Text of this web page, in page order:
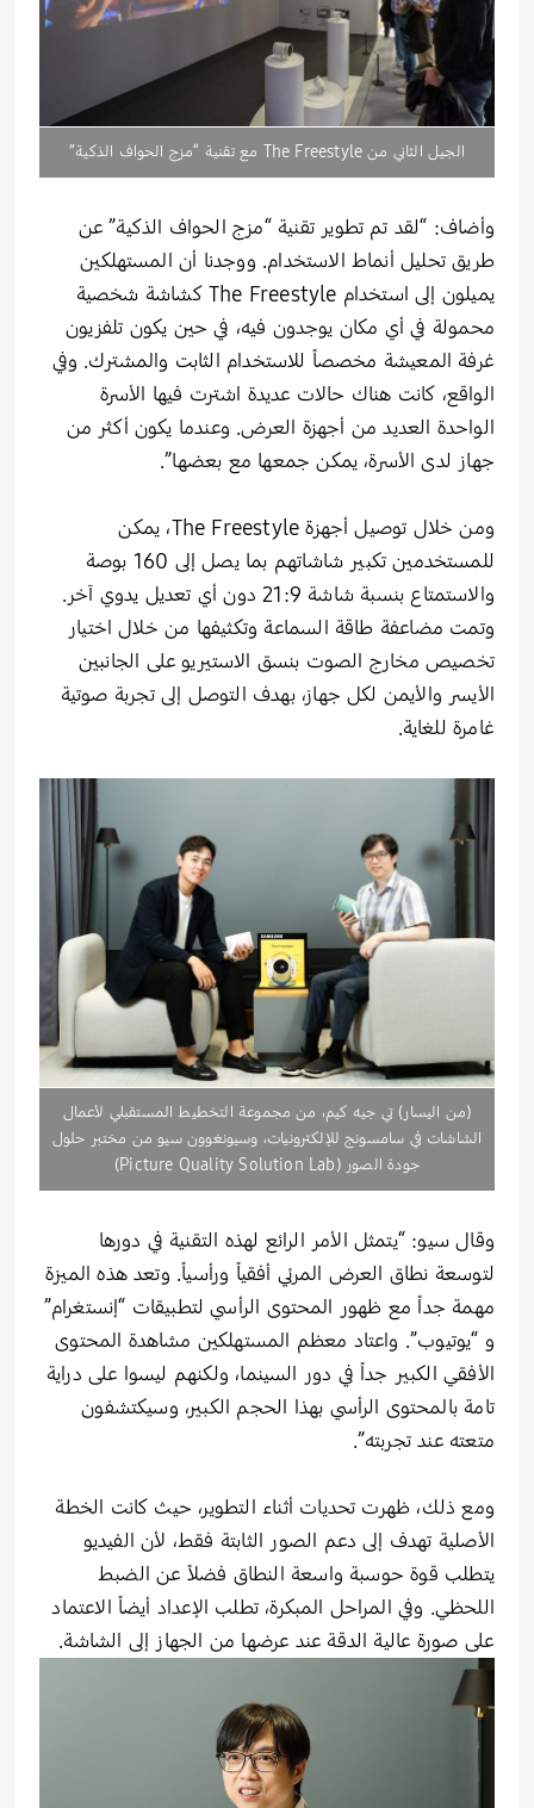
الجيل الثاني من The Freestyle مع تقنية “مزج الحواف الذكية”
وأضاف: “لقد تم تطوير تقنية “مزج الحواف الذكية” عن
طريق تحليل أنماط الاستخدام. ووجدنا أن المستهلكين
يميلون إلى استخدام The Freestyle كشاشة شخصية
محمولة في أي مكان يوجدون فيه، في حين يكون تلفزيون
غرفة المعيشة مخصصاً للاستخدام الثابت والمشترك. وفي
الواقع، كانت هناك حالات عديدة اشترت فيها الأسرة
الواحدة العديد من أجهزة العرض. وعندما يكون أكثر من
جهاز لدى الأسرة، يمكن جمعها مع بعضها”.
ومن خلال توصيل أجهزة The Freestyle، يمكن
للمستخدمين تكبير شاشاتهم بما يصل إلى 160 بوصة
والاستمتاع بنسبة شاشة 21:9 دون أي تعديل يدوي آخر.
وتمت مضاعفة طاقة السماعة وتكثيفها من خلال اختيار
تخصيص مخارج الصوت بنسق الاستيريو على الجانبين
الأيسر والأيمن لكل جهاز، بهدف التوصل إلى تجربة صوتية
غامرة للغاية.
(من اليسار) تي جيه كيم، من مجموعة التخطيط المستقبلي لأعمال
الشاشات في سامسونج للإلكترونيات، وسيونغوون سيو من مختبر حلول
جودة الصور (Picture Quality Solution Lab)
وقال سيو: “يتمثل الأمر الرائع لهذه التقنية في دورها
لتوسعة نطاق العرض المرئي أفقياً ورأسياً. وتعد هذه الميزة
مهمة جداً مع ظهور المحتوى الرأسي لتطبيقات “إنستغرام”
و “يوتيوب”. واعتاد معظم المستهلكين مشاهدة المحتوى
الأفقي الكبير جداً في دور السينما، ولكنهم ليسوا على دراية
تامة بالمحتوى الرأسي بهذا الحجم الكبير، وسيكتشفون
متعته عند تجربته”.
ومع ذلك، ظهرت تحديات أثناء التطوير، حيث كانت الخطة
الأصلية تهدف إلى دعم الصور الثابتة فقط، لأن الفيديو
يتطلب قوة حوسبة واسعة النطاق فضلاً عن الضبط
اللحظي. وفي المراحل المبكرة، تطلب الإعداد أيضاً الاعتماد
على صورة عالية الدقة عند عرضها من الجهاز إلى الشاشة.